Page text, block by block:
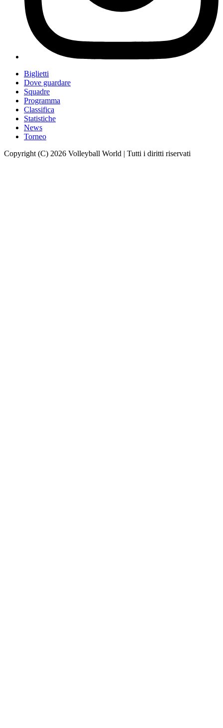
Biglietti
Dove guardare
Squadre
Programma
Classifica
Statistiche
News
Torneo
Copyright (C) 2026 Volleyball World | Tutti i diritti riservati